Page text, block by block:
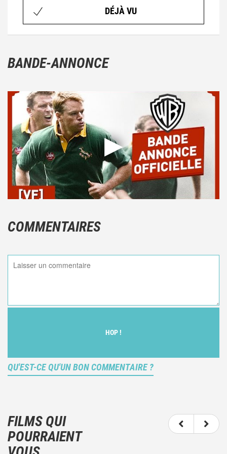
DÉJÀ VU
BANDE-ANNONCE
COMMENTAIRES
HOP !
QU'EST-CE QU'UN BON COMMENTAIRE ?
votre ressenti (et donc subjectif) du film.
N'hésitez pas à décrire clairement vos émotions
plutôt qu'à décrire le film.
FILMS QUI
POURRAIENT